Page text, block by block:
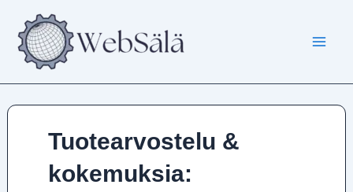
sisältöön
Tuotearvostelu &
kokemuksia: